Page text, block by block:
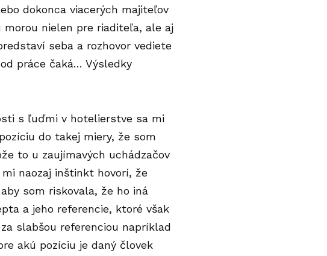
dokonca viacerých majiteľov
nielen pre riaditeľa, ale aj
seba a rozhovor vediete
práce čaká… Výsledky
s ľuďmi v hotelierstve sa mi
do takej miery, že som
to u zaujímavých uchádzačov
naozaj inštinkt hovorí, že
som riskovala, že ho iná
a jeho referencie, ktoré však
slabšou referenciou napríklad
akú pozíciu je daný človek